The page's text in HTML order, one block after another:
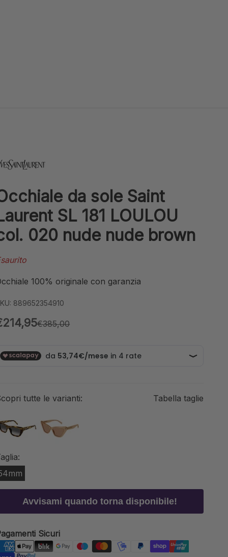
da sole Saint
SL 181 LOULOU
020 nude nude brown
100% originale con garanzia
889652354910
scontato
Prezzo
€385,00
tutte le varianti: Tabella taglie
Avvisami quando torna disponibile!
Sicuri